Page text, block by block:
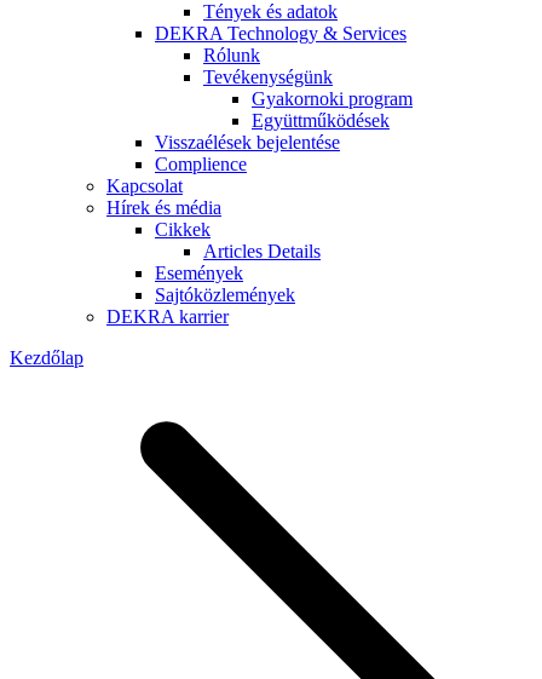
Tények és adatok
DEKRA Technology & Services
Rólunk
Tevékenységünk
Gyakornoki program
Együttműködések
Visszaélések bejelentése
Complience
Kapcsolat
Hírek és média
Cikkek
Articles Details
Események
Sajtóközlemények
DEKRA karrier
Kezdőlap